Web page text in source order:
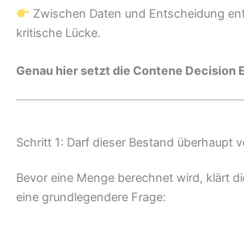
Zwischen Daten und Entscheidung
kritische Lücke.
Genau hier setzt die Contene Decision
Schritt 1: Darf dieser Bestand überhaupt
Bevor eine Menge berechnet wird, klärt
eine grundlegendere Frage: